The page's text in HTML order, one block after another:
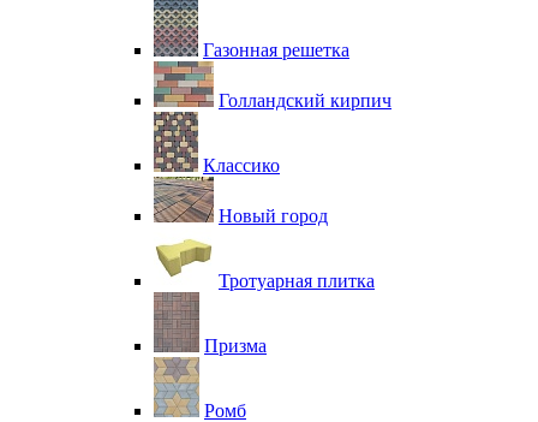
Газонная решетка
Голландский кирпич
Классико
Новый город
Тротуарная плитка
Призма
Ромб